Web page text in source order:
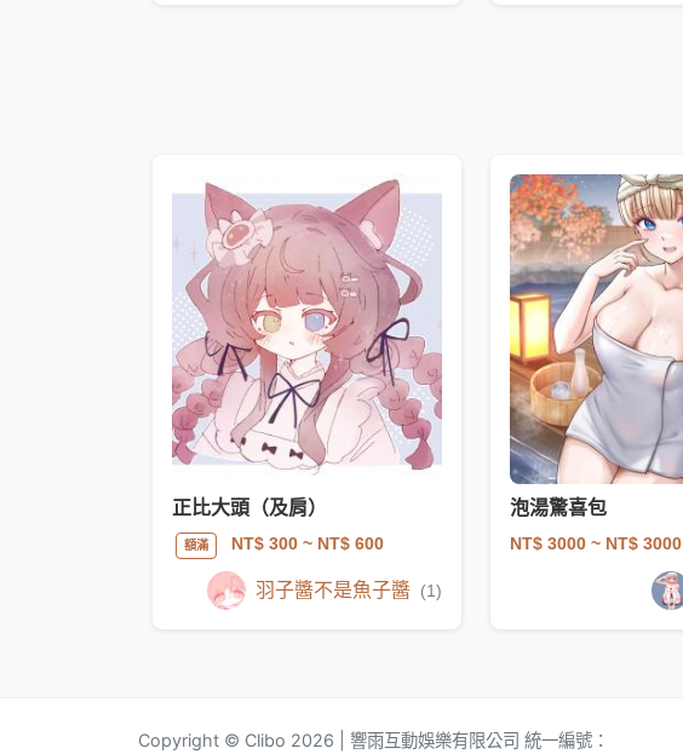
正比大頭（及肩）
額滿 NT$ 300~ NT$ 600
羽子醬不是魚子醬 (1)
泡湯驚喜包
NT$ 3000 ~ NT$ 3000
Copyright © Clibo 2026 | 響雨互動娛樂有限公司 統一編號：